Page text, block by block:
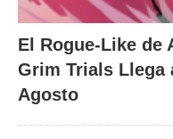
El Rogue-Like de
Grim Trials Llega
Agosto